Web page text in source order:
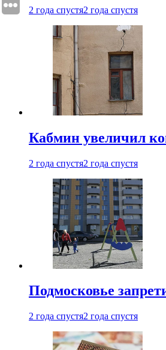
2 года спустя2 года спустя
Кабмин увеличил
2 года спустя2 года спустя
Подмосковье
2 года спустя2 года спустя